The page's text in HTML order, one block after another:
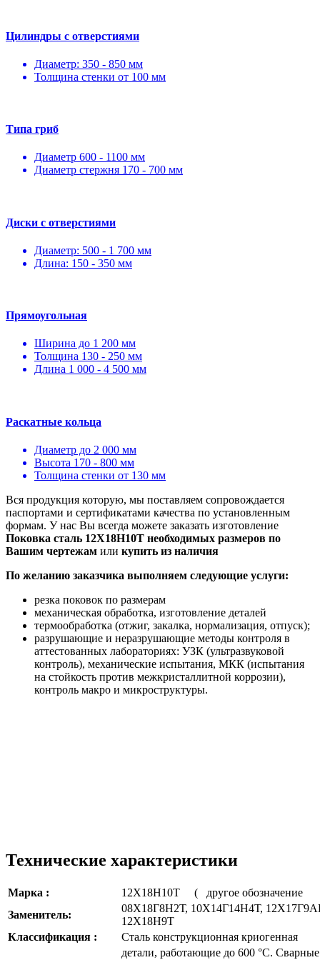
Цилиндры с отверстиями
Диаметр: 350 - 850 мм
Толщина стенки от 100 мм
Типа гриб
Диаметр 600 - 1100 мм
Диаметр стержня 170 - 700 мм
Диски с отверстиями
Диаметр: 500 - 1 700 мм
Длина: 150 - 350 мм
Прямоугольная
Ширина до 1 200 мм
Толщина 130 - 250 мм
Длина 1 000 - 4 500 мм
Раскатные кольца
Диаметр до 2 000 мм
Высота 170 - 800 мм
Толщина стенки от 130 мм
Вся продукция которую, мы поставляем сопровождается
паспортами и сертификатами качества по установленным
формам. У нас Вы всегда можете заказать изготовление
Поковка сталь 12Х18Н10Т необходимых размеров по
Вашим чертежам или купить из наличия
По желанию заказчика выполняем следующие услуги:
резка поковок по размерам
механическая обработка, изготовление деталей
термообработка (отжиг, закалка, нормализация, отпуск);
разрушающие и неразрушающие методы контроля в
аттестованных лабораториях: УЗК (ультразвуковой
контроль), механические испытания, МКК (испытания
на стойкость против межкристаллитной коррозии),
контроль макро и микроструктуры.
Технические характеристики
Марка :
12Х18Н10Т ( другое
Заменитель:
08Х18Г8Н2Т, 10Х14Г14Н4Т,
12Х18Н9Т
Классификация :
Сталь конструкционная криогенная
детали, работающие до 600 °С.